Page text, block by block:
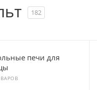
182
печи для